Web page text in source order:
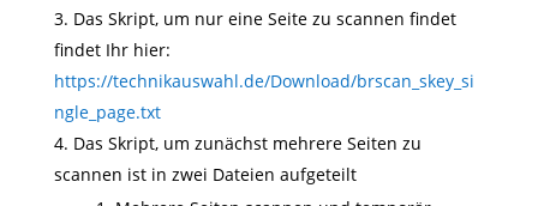
Das Skript, um nur eine Seite zu scannen findet
findet Ihr hier:
https://technikauswahl.de/Download/brscan_skey_si
ngle_page.txt
Das Skript, um zunächst mehrere Seiten zu
scannen ist in zwei Dateien aufgeteilt